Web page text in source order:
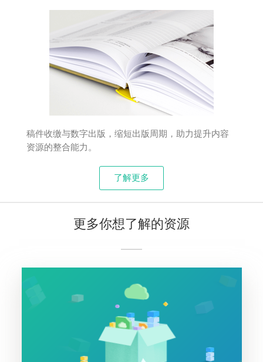
稿件收缴与数字出版，缩短出版周期，助力提升内容
资源的整合能力。
了解更多
更多你想了解的资源